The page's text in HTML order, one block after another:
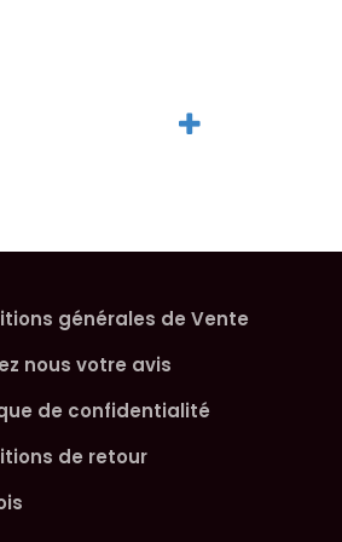
générales de Vente
nous votre avis
de confidentialité
de retour